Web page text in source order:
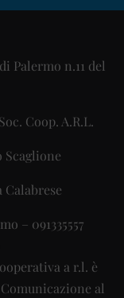
Palermo n.11 del
Coop. A.R.L.
– 091335557
a r.l. è
al